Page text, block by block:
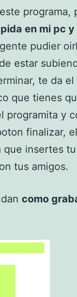
programa,
en mi pc
pudier
estar
te da
que tienes
programita y
finalizar, el
que insertes
tus amigos.
como